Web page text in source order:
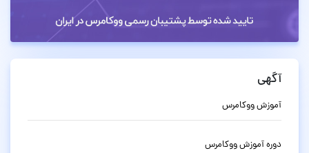
آگهی
آموزش ووکامرس
دوره آموزش ووکامرس